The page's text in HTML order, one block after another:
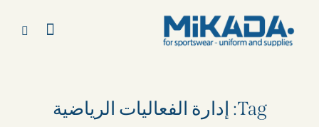
Tag: إدارة الفعاليات الرياضية